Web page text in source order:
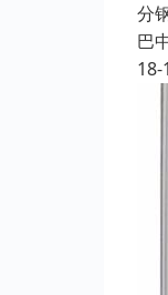
分
巴
18-